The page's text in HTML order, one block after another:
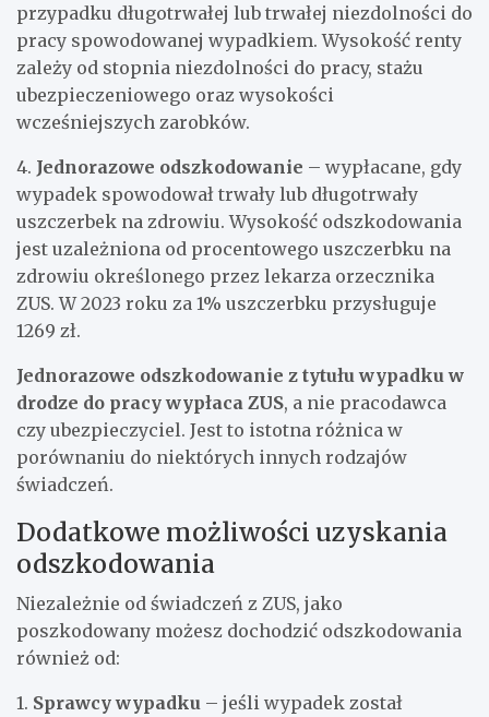
przypadku długotrwałej lub trwałej niezdolności do
pracy spowodowanej wypadkiem. Wysokość renty
zależy od stopnia niezdolności do pracy, stażu
ubezpieczeniowego oraz wysokości
wcześniejszych zarobków.
4. Jednorazowe odszkodowanie – wypłacane, gdy
wypadek spowodował trwały lub długotrwały
uszczerbek na zdrowiu. Wysokość odszkodowania
jest uzależniona od procentowego uszczerbku na
zdrowiu określonego przez lekarza orzecznika
ZUS. W 2023 roku za 1% uszczerbku przysługuje
1269 zł.
Jednorazowe odszkodowanie z tytułu wypadku w
drodze do pracy wypłaca ZUS, a nie pracodawca
czy ubezpieczyciel. Jest to istotna różnica w
porównaniu do niektórych innych rodzajów
świadczeń.
Dodatkowe możliwości uzyskania
odszkodowania
Niezależnie od świadczeń z ZUS, jako
poszkodowany możesz dochodzić odszkodowania
również od:
1. Sprawcy wypadku – jeśli wypadek został